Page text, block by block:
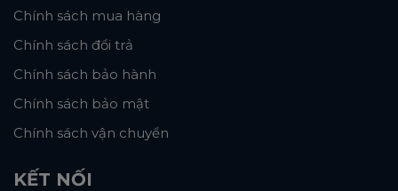
Chính sách mua hàng
Chính sách đổi trả
Chính sách bảo hành
Chính sách bảo mật
Chính sách vận chuyển
KẾT NỐI